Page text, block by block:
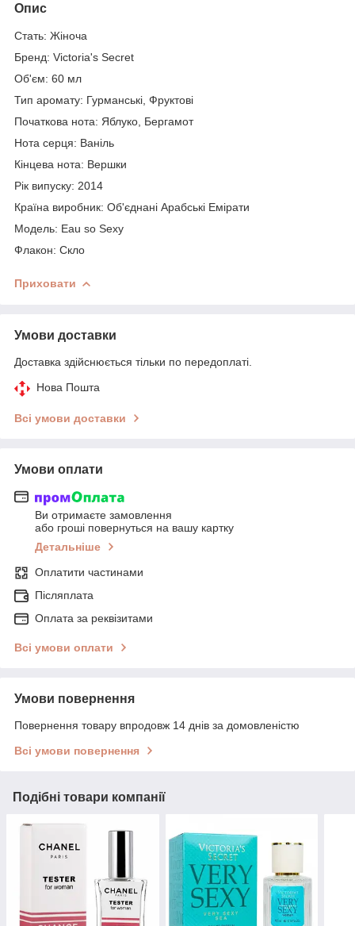
Опис
Стать: Жіноча
Бренд: Victoria's Secret
Об'єм: 60 мл
Тип аромату: Гурманські, Фруктові
Початкова нота: Яблуко, Бергамот
Нота серця: Ваніль
Кінцева нота: Вершки
Рік випуску: 2014
Країна виробник: Об'єднані Арабські Емірати
Модель: Eau so Sexy
Флакон: Скло
Приховати
Умови доставки
Доставка здійснюється тільки по передоплаті.
Нова Пошта
Всі умови доставки
Умови оплати
Ви отримаєте замовлення
або гроші повернуться на вашу картку
Детальніше
Оплатити частинами
Післяплата
Оплата за реквізитами
Всі умови оплати
Умови повернення
Повернення товару впродовж 14 днів за домовленістю
Всі умови повернення
Подібні товари компанії